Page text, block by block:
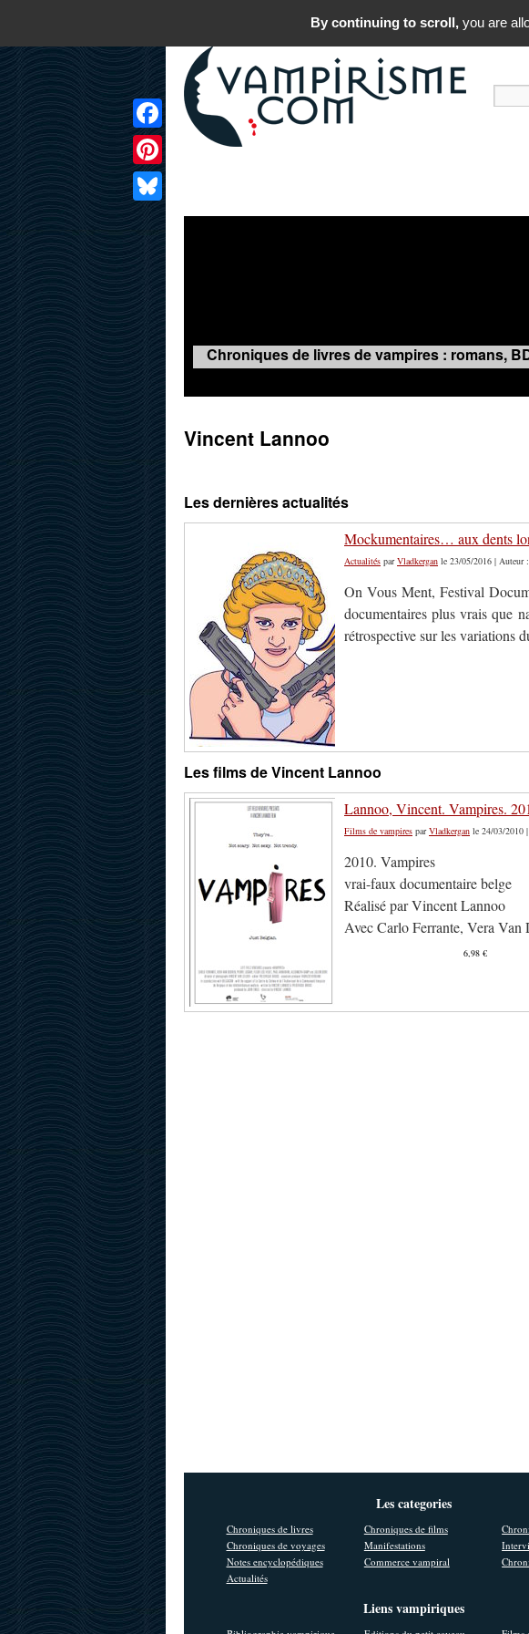
Chroniques de livres de vampires : romans,
Vincent Lannoo
Les dernières actualités
Mockumentaires… aux dents
Actualités parVladkergan le 23/05/2016 | Auteur
On Vous Ment, Festival
documentaires plus vrais que
rétrospective sur les variations
Les films de Vincent Lannoo
Lannoo, Vincent. Vampires.
Films de vampires parVladkergan le 24/03/2010
2010. Vampires
vrai-faux documentaire belge
Réalisé par Vincent Lannoo
Avec Carlo Ferrante, Vera
6,98 €
Facebook
Pinterest
Bluesky
Les categories
Chroniques de livres Chroniques de films
Chroniques de voyages
Manifestations
Notes encyclopédiques
Commerce vampiral
Actualités
Liens vampiriques
By continuing to scroll,you are